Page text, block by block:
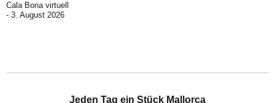
Cala Bona virtuell
3. August 2026
Jeden Tag ein Stück Mallorca